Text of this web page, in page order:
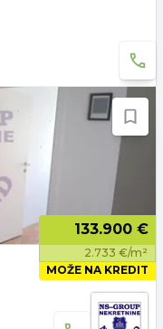
133.900 €
2.733 €/m²
MOŽE NA KREDIT